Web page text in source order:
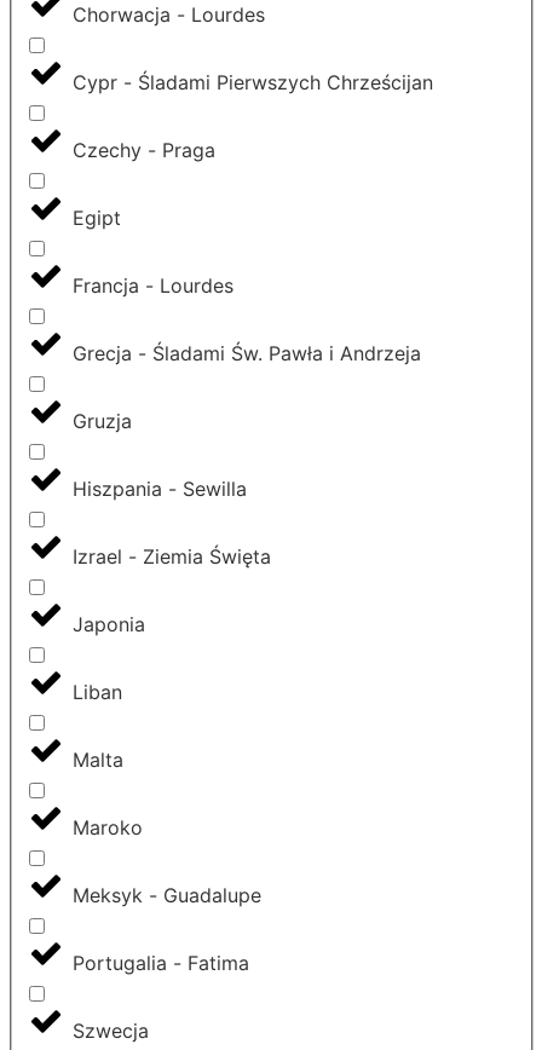
Chorwacja - Lourdes
Cypr - Śladami Pierwszych Chrześcijan
Czechy - Praga
Egipt
Francja - Lourdes
Grecja - Śladami Św. Pawła i Andrzeja
Gruzja
Hiszpania - Sewilla
Izrael - Ziemia Święta
Japonia
Liban
Malta
Maroko
Meksyk - Guadalupe
Portugalia - Fatima
Szwecja